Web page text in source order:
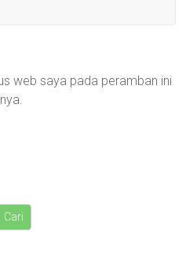
web saya pada peramban ini
Cari